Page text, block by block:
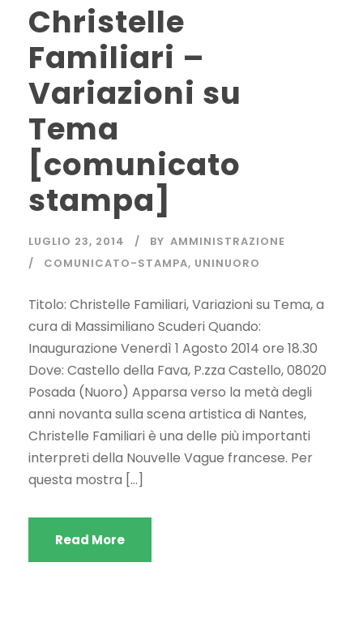
Christelle
Familiari –
Variazioni su
Tema
[comunicato
stampa]
LUGLIO 23, 2014 BY AMMINISTRAZIONE
COMUNICATO-STAMPA, UNINUORO
Titolo: Christelle Familiari, Variazioni su Tema, a
cura di Massimiliano Scuderi Quando:
Inaugurazione Venerdì 1 Agosto 2014 ore 18.30
Dove: Castello della Fava, P.zza Castello, 08020
Posada (Nuoro) Apparsa verso la metà degli
anni novanta sulla scena artistica di Nantes,
Christelle Familiari è una delle più importanti
interpreti della Nouvelle Vague francese. Per
questa mostra […]
Read More